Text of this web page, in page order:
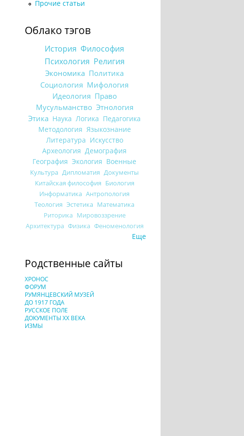
Прочие статьи
Облако тэгов
История Философия
Психология Религия
Экономика Политика
Социология Мифология
Идеология Право
Мусульманство Этнология
Этика Наука Логика Педагогика
Методология Языкознание
Литература Искусство
Археология Демография
География Экология Военные
Культура Дипломатия Документы
Китайская философия Биология
Информатика Антропология
Теология Эстетика Математика
Риторика Мировоззрение
Архитектура Физика Феноменология
Еще
Родственные сайты
ХРОНОС
ФОРУМ
РУМЯНЦЕВСКИЙ МУЗЕЙ
ДО 1917 ГОДА
РУССКОЕ ПОЛЕ
ДОКУМЕНТЫ XX ВЕКА
ИЗМЫ